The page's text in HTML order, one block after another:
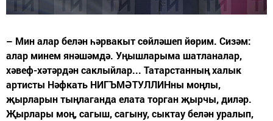
– Мин алар белән һәрвакыт сөйләшеп йөрим. Сизәм:
алар минем янәшәмдә. Уңышларыма шатланалар,
хәвеф-хәтәрдән саклыйлар... Татарстанның халык
артисты Нәфкать НИГЪМӘТУЛЛИНны моңлы,
җырларын тыңлаганда елата торган җырчы, диләр.
Җырлары моң, сагыш, сагыну, сыктау белән уралып,